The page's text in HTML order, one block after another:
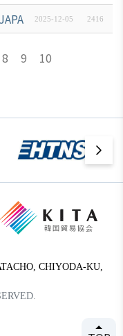
(12월1호)
2025-12-05 2416
8 9 10
CHIYODA-KU,